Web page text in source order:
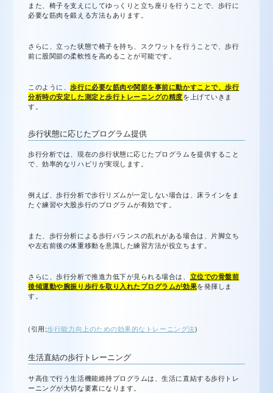
また、椅子を支えにしてゆっくりと立ち座りを行うことで、歩行に
必要な筋肉を鍛える方法もあります。
さらに、立った状態で椅子を持ち、スクワットを行うことで、歩行
前に股関節の柔軟性を高めることが可能です。
このように、歩行に必要な筋肉や関節を事前に動かすことで、歩行
分析時の安定した測定と歩行トレーニングの精度を上げていきま
す。
歩行状態に応じたプログラム提供
歩行分析では、現在の歩行状態に応じたプログラムを提供すること
で、効率的なリハビリが実現します。
例えば、歩行分析で歩行リズムが一定しない場合は、床ラインをま
たぐ練習や大股歩行のプログラムが有効です。
また、歩行分析による歩行バランスの乱れがある場合は、片脚立ち
や左右前後の体重移動を意識した練習方法が役立ちます。
さらに、歩行分析で推進力低下が見られる場合は、 立位での骨盤前
後傾運動や腕振り歩行を取り入れたプログラムが効果を発揮しま
す。
(引用;歩行能力向上のための効果的なトレーニング法)
生活直結の歩行トレーニング
サ高住で行う生活機能維持プログラムは、生活に直結する歩行トレ
ーニングが大切な要素になります。